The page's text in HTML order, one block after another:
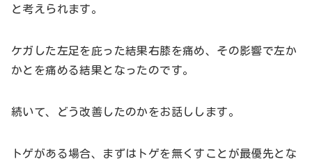
と考えられます。
ケガした左足を庇った結果右膝を痛め、その影響で左か
かとを痛める結果となったのです。
続いて、どう改善したのかをお話しします。
トゲがある場合、まずはトゲを無くすことが最優先とな